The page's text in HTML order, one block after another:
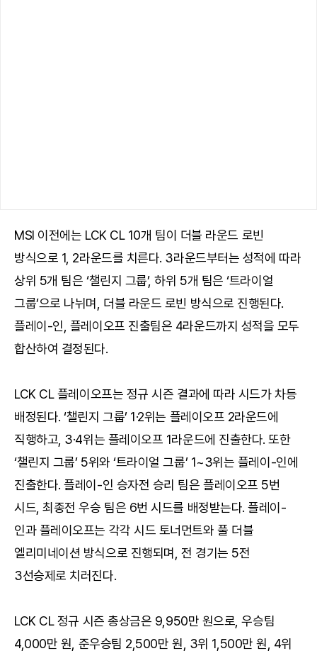
MSI 이전에는 LCK CL 10개 팀이 더블 라운드 로빈
방식으로 1, 2라운드를 치른다. 3라운드부터는 성적에 따라
상위 5개 팀은 ‘챌린지 그룹’, 하위 5개 팀은 ‘트라이얼
그룹’으로 나뉘며, 더블 라운드 로빈 방식으로 진행된다.
플레이-인, 플레이오프 진출팀은 4라운드까지 성적을 모두
합산하여 결정된다.
LCK CL 플레이오프는 정규 시즌 결과에 따라 시드가 차등
배정된다. ‘챌린지 그룹’ 1·2위는 플레이오프 2라운드에
직행하고, 3·4위는 플레이오프 1라운드에 진출한다. 또한
‘챌린지 그룹’ 5위와 ‘트라이얼 그룹’ 1~3위는 플레이-인에
진출한다. 플레이-인 승자전 승리 팀은 플레이오프 5번
시드, 최종전 우승 팀은 6번 시드를 배정받는다. 플레이-
인과 플레이오프는 각각 시드 토너먼트와 풀 더블
엘리미네이션 방식으로 진행되며, 전 경기는 5전
3선승제로 치러진다.
LCK CL 정규 시즌 총상금은 9,950만 원으로, 우승팀
4,000만 원, 준우승팀 2,500만 원, 3위 1,500만 원, 4위